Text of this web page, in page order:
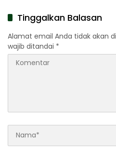
Tinggalkan Balasan
Alamat email Anda tidak akan
wajib ditandai *